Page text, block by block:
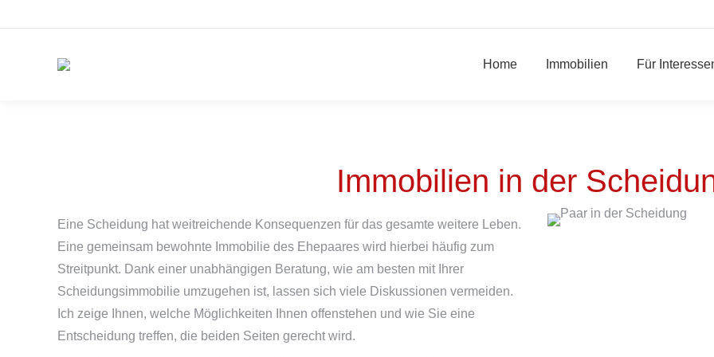
Home Immobilien Für
Immobilien in der
Eine Scheidung hat weitreichende Konsequenzen für das gesamte weitere Leben.
Eine gemeinsam bewohnte Immobilie des Ehepaares wird hierbei häufig zum
Streitpunkt. Dank einer unabhängigen Beratung, wie am besten mit Ihrer
Scheidungsimmobilie umzugehen ist, lassen sich viele Diskussionen vermeiden.
Ich zeige Ihnen, welche Möglichkeiten Ihnen offenstehen und wie Sie eine
Entscheidung treffen, die beiden Seiten gerecht wird.